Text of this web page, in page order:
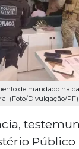
de mandado na
(Foto/Divulgação/PF)
Público